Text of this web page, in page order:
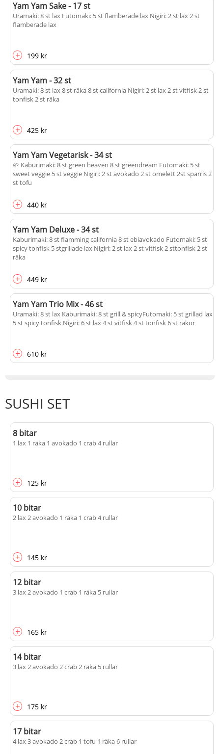
Yam Yam Sake - 17 st
Uramaki: 8 st lax Futomaki: 5 st flamberade lax Nigiri: 2 st lax 2 st
flamberade lax
+ 199 kr
Yam Yam - 32 st
Uramaki: 8 st lax 8 st räka 8 st california Nigiri: 2 st lax 2 st vitfisk 2 st
tonfisk 2 st räka
+ 425 kr
Yam Yam Vegetarisk - 34 st
🌱 Kaburimaki: 8 st green heaven 8 st greendream Futomaki: 5 st
sweet veggie 5 st veggie Nigiri: 2 st avokado 2 st omelett 2st sparris 2
st tofu
+ 440 kr
Yam Yam Deluxe - 34 st
Kaburimaki: 8 st flamming california 8 st ebiavokado Futomaki: 5 st
spicy tonfisk 5 stgrillade lax Nigiri: 2 st lax 2 st vitfisk 2 sttonfisk 2 st
räka
+ 449 kr
Yam Yam Trio Mix - 46 st
Uramaki: 8 st lax Kaburimaki: 8 st grill & spicyFutomaki: 5 st grillad lax
5 st spicy tonfisk Nigiri: 6 st lax 4 st vitfisk 4 st tonfisk 6 st räkor
+ 610 kr
SUSHI SET
8 bitar
1 lax 1 räka 1 avokado 1 crab 4 rullar
+ 125 kr
10 bitar
2 lax 2 avokado 1 räka 1 crab 4 rullar
+ 145 kr
12 bitar
3 lax 2 avokado 1 crab 1 räka 5 rullar
+ 165 kr
14 bitar
3 lax 2 avokado 2 crab 2 räka 5 rullar
+ 175 kr
17 bitar
4 lax 3 avokado 2 crab 1 tofu 1 räka 6 rullar